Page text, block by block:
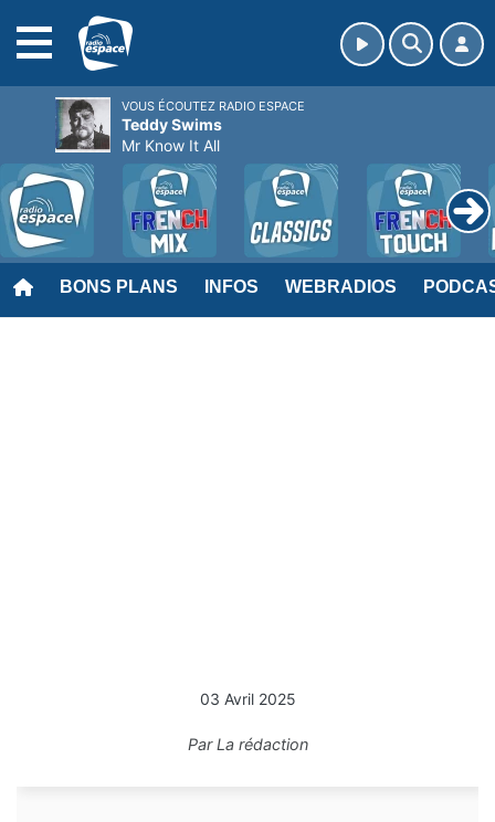
BONS PLANS INFOS WEBRADIOS
03 Avril 2025
ParLa rédaction
VOUS ÉCOUTEZ RADIO ESPACE
Teddy Swims
Mr Know It All